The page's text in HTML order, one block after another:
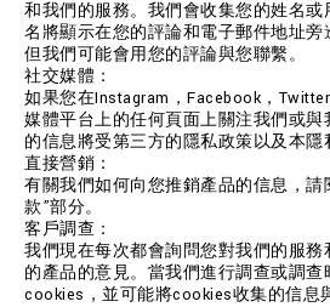
和我們的服務。我們會收集您的姓名
名將顯示在您的評論和電子郵件地址旁
但我們可能會用您的評論與您聯繫。
社交媒體：
如果您在Instagram，Facebook，
媒體平台上的任何頁面上關注我們或
的信息將受第三方的隱私政策以及本隱
直接營銷：
有關我們如何向您推銷產品的信息，請
款”部分。
客戶調查：
我們現在每次都會詢問您對我們的服
的產品的意見。當我們進行調查或調
cookies，並可能將cookies收集的信息